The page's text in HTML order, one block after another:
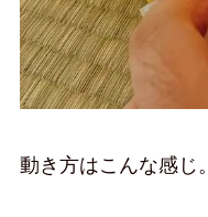
動き方はこんな感じ。